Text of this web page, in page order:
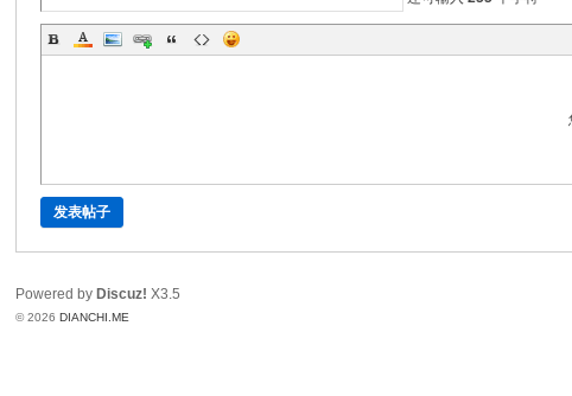
发表帖子
Powered by Discuz! X3.5
© 2026DIANCHI.ME